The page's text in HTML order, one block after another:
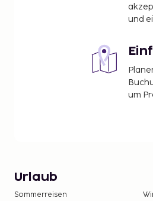
und
um
Urlaub
Sommerreisen